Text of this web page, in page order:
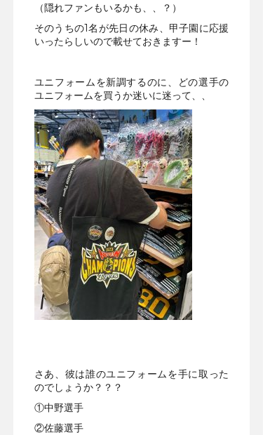
（隠れファンもいるかも、、？）
そのうちの1名が先日の休み、甲子園に応援
いったらしいので載せておきますー！
ユニフォームを新調するのに、どの選手の
ユニフォームを買うか迷いに迷って、、
さあ、彼は誰のユニフォームを手に取った
のでしょうか？？？
①中野選手
②佐藤選手